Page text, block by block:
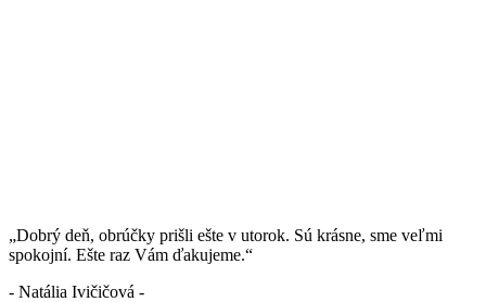
„Dobrý deň, obrúčky prišli ešte v utorok. Sú krásne, sme veľmi
spokojní. Ešte raz Vám ďakujeme.“
- Natália Ivičičová -